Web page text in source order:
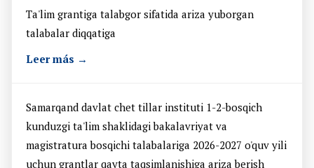
Ta'lim grantiga talabgor sifatida ariza yuborgan
talabalar diqqatiga
Leer más →
Samarqand davlat chet tillar instituti 1-2-bosqich
kunduzgi ta'lim shaklidagi bakalavriyat va
magistratura bosqichi talabalariga 2026-2027 o'quv yili
uchun grantlar qayta taqsimlanishiga ariza berish